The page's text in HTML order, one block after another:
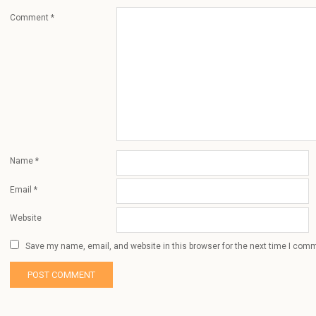
Comment *
Name *
Email *
Website
Save my name, email, and website in this browser for the next time I